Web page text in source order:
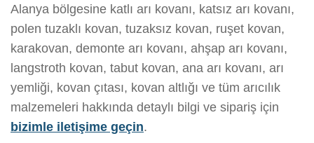
Alanya bölgesine katlı arı kovanı, katsız arı kovanı,
polen tuzaklı kovan, tuzaksız kovan, ruşet kovan,
karakovan, demonte arı kovanı, ahşap arı kovanı,
langstroth kovan, tabut kovan, ana arı kovanı, arı
yemliği, kovan çıtası, kovan altlığı ve tüm arıcılık
malzemeleri hakkında detaylı bilgi ve sipariş için
bizimle iletişime geçin.